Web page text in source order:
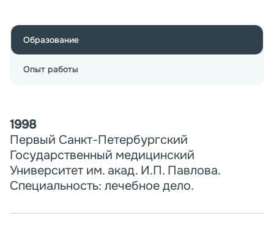
Образование
Опыт работы
1998
Первый Санкт-Петербургский
Государственный медицинский
Университет им. акад. И.П. Павлова.
Специальность: лечебное дело.